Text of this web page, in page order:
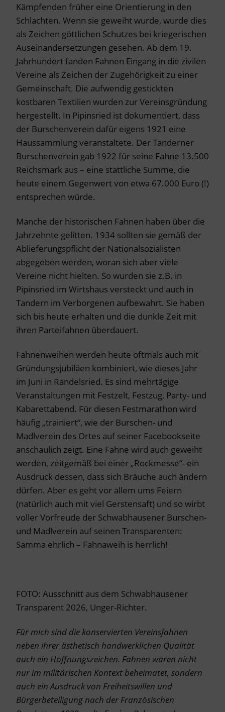
Kämpfenden früher eine Orientierung in den
Schlachten. Wenn sie geweiht wurde, wurde dies
als Zeichen göttlichen Schutzes bei kriegerischen
Auseinandersetzungen gesehen. Ab dem 19.
Jahrhundert fanden Fahnen Eingang in die zivilen
Vereine als Zeichen der Zugehörigkeit zu einer
Gemeinschaft. Die aufwendig gestickten
kostbaren Textilien wurden zur Vereinsgründung
hergestellt. In Pipinsried ist dokumentiert, dass
der Burschenverein dafür eigens 1921 eine
Haussammlung veranstaltete. Der Tanderner
Burschenverein gab 1922 für seine Fahne 13.500
Reichsmark aus – eine stattliche Summe, die
heute einem Gegenwert von etwa 67.000 Euro (!)
entsprechen würde.
Manche der historischen Fahnen haben über die
Jahrzehnte gelitten. 1934 sollten sie gemäß der
Ablieferungspflicht der Nationalsozialisten
abgegeben werden, woran sich aber viele
Vereine nicht hielten. So wurden sie z.B. in
Pipinsried im Wirtshaus versteckt und auch in
Tandern im Verborgenen aufbewahrt. Sie haben
sich bis heute erhalten und die dunkle Zeit mit
ihren Parteifahnen überdauert.
Fahnenweihen werden heute oftmals auch mit
Gründungsjubiläen kombiniert, wie dieses Jahr
im Juni in Randelsried. Es sind mehrtägige
Veranstaltungen mit Festzelt, Festzug, Party- und
Kabarettabend. Für diesen Festmarathon wird
häufig „trainiert“, wie der Burschen- und
Madlverein des Ortes auf seiner Facebookseite
anschaulich zeigt. Eine Fahne wird auch geweiht
werden, zeitgemäß bei einer „Rockmesse“- ein
Ausdruck dessen, dass sich Bräuche auch ändern
dürfen. Aber es geht vor allem ums Feiern
(natürlich auch mit viel Gerstensaft) und so wirbt
voller Vorfreude der Schwabhausener Burschen-
und Madlverein auf seinen Transparenten:
Samma ehrlich – Fahnaweih is herrlich!
FOTO: Ausschnitt aus dem Schwabhausener
Transparent 2026, Unger-Richter.
Für mich sind die konservierten Vereinsfahnen
neben ihrer ästhetisch handwerklichen Qualität
auch ein Hoffnungszeichen. Fahnen waren nicht
nur im militärischen Kontext beheimatet, sondern
auch ein Ausdruck von Freiheitswillen und
Bürgerbeteiligung nach der Französischen